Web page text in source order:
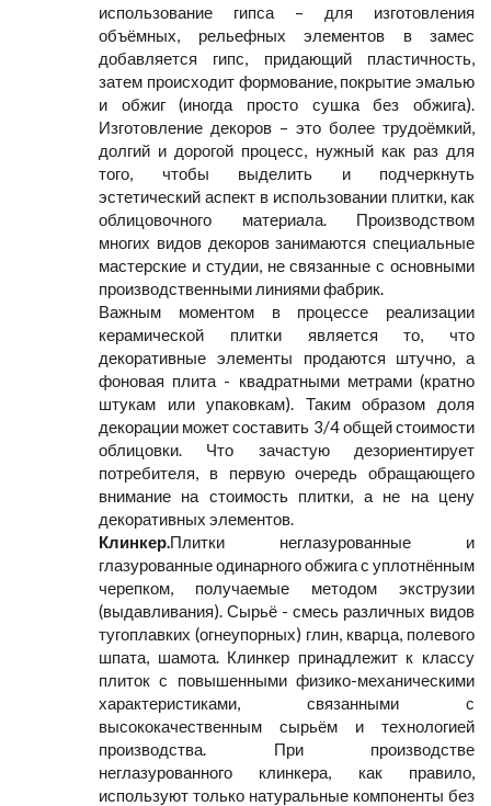
использование гипса – для изготовления
объёмных, рельефных элементов в замес
добавляется гипс, придающий пластичность,
затем происходит формование, покрытие эмалью
и обжиг (иногда просто сушка без обжига).
Изготовление декоров – это более трудоёмкий,
долгий и дорогой процесс, нужный как раз для
того, чтобы выделить и подчеркнуть
эстетический аспект в использовании плитки, как
облицовочного материала. Производством
многих видов декоров занимаются специальные
мастерские и студии, не связанные с основными
производственными линиями фабрик.
Важным моментом в процессе реализации
керамической плитки является то, что
декоративные элементы продаются штучно, а
фоновая плита - квадратными метрами (кратно
штукам или упаковкам). Таким образом доля
декорации может составить 3/4 общей стоимости
облицовки. Что зачастую дезориентирует
потребителя, в первую очередь обращающего
внимание на стоимость плитки, а не на цену
декоративных элементов.
Клинкер.Плитки неглазурованные и
глазурованные одинарного обжига с уплотнённым
черепком, получаемые методом экструзии
(выдавливания). Сырьё - смесь различных видов
тугоплавких (огнеупорных) глин, кварца, полевого
шпата, шамота. Клинкер принадлежит к классу
плиток с повышенными физико-механическими
характеристиками, связанными с
высококачественным сырьём и технологией
производства. При производстве
неглазурованного клинкера, как правило,
используют только натуральные компоненты без